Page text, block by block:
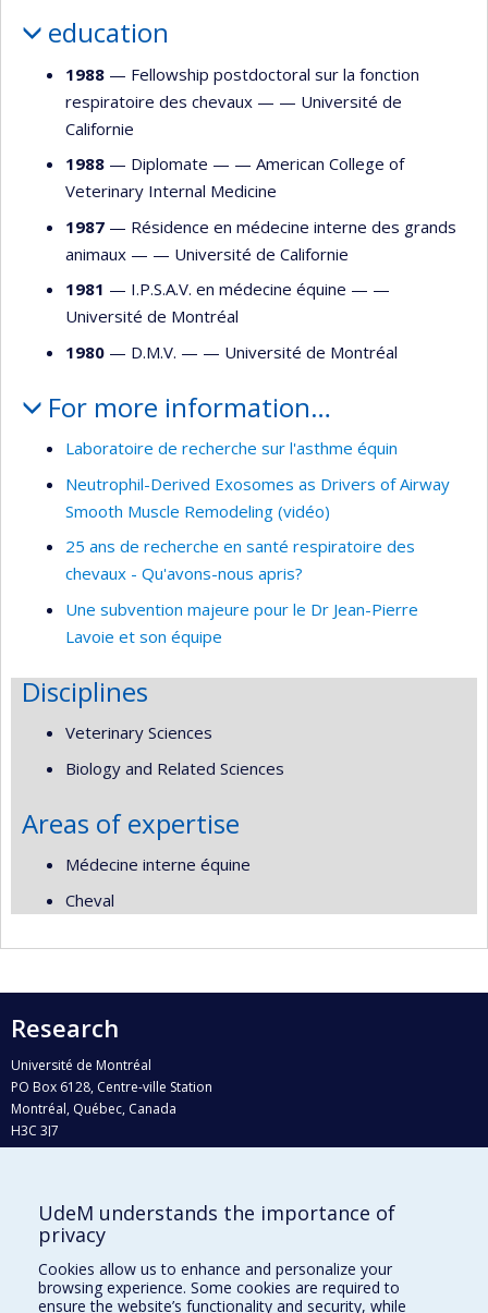
education
1988 — Fellowship postdoctoral sur la fonction
respiratoire des chevaux — — Université de
Californie
1988 — Diplomate — — American College of
Veterinary Internal Medicine
1987 — Résidence en médecine interne des grands
animaux — — Université de Californie
1981 — I.P.S.A.V. en médecine équine — —
Université de Montréal
1980 — D.M.V. — — Université de Montréal
For more information…
Laboratoire de recherche sur l'asthme équin
Neutrophil-Derived Exosomes as Drivers of Airway
Smooth Muscle Remodeling (vidéo)
25 ans de recherche en santé respiratoire des
chevaux - Qu'avons-nous apris?
Une subvention majeure pour le Dr Jean-Pierre
Lavoie et son équipe
Disciplines
Veterinary Sciences
Biology and Related Sciences
Areas of expertise
Médecine interne équine
Cheval
Research
Université de Montréal
PO Box 6128, Centre-ville Station
Montréal, Québec, Canada
H3C 3J7
Who does what?
Find us
Site map
UdeM understands the importance of
privacy
Cookies allow us to enhance and personalize your
browsing experience. Some cookies are required to
ensure the website’s functionality and security, while